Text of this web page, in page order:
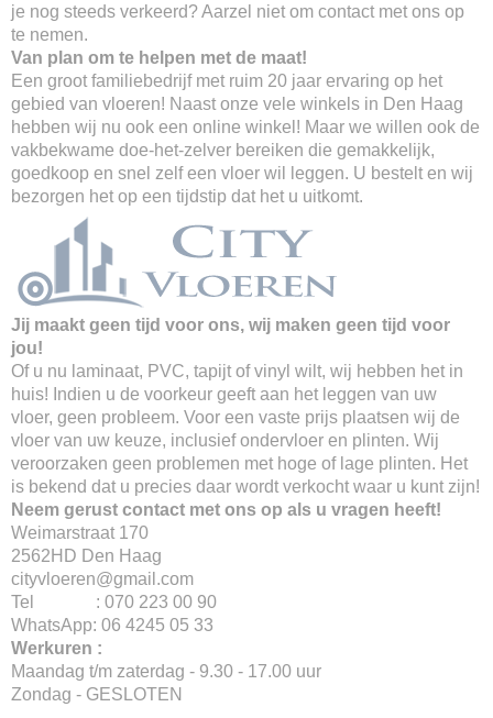
je nog steeds verkeerd? Aarzel niet om contact met ons op
te nemen.
Van plan om te helpen met de maat!
Een groot familiebedrijf met ruim 20 jaar ervaring op het
gebied van vloeren! Naast onze vele winkels in Den Haag
hebben wij nu ook een online winkel! Maar we willen ook de
vakbekwame doe-het-zelver bereiken die gemakkelijk,
goedkoop en snel zelf een vloer wil leggen. U bestelt en wij
bezorgen het op een tijdstip dat het u uitkomt.
Jij maakt geen tijd voor ons, wij maken geen tijd voor
jou!
Of u nu laminaat, PVC, tapijt of vinyl wilt, wij hebben het in
huis! Indien u de voorkeur geeft aan het leggen van uw
vloer, geen probleem. Voor een vaste prijs plaatsen wij de
vloer van uw keuze, inclusief ondervloer en plinten. Wij
veroorzaken geen problemen met hoge of lage plinten. Het
is bekend dat u precies daar wordt verkocht waar u kunt zijn!
Neem gerust contact met ons op als u vragen heeft!
Weimarstraat 170
2562HD Den Haag
cityvloeren@gmail.com
Tel : 070 223 00 90
WhatsApp: 06 4245 05 33
Werkuren :
Maandag t/m zaterdag - 9.30 - 17.00 uur
Zondag - GESLOTEN